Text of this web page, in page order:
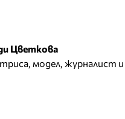
Цветкова
модел, журналист